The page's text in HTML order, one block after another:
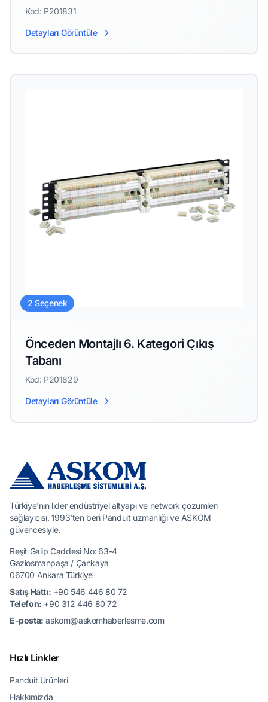
Kod: P201831
Detayları Görüntüle
2 Seçenek
Önceden Montajlı 6. Kategori Çıkış
Tabanı
Kod: P201829
Detayları Görüntüle
Türkiye'nin lider endüstriyel altyapı ve network çözümleri
sağlayıcısı. 1993'ten beri Panduit uzmanlığı ve ASKOM
güvencesiyle.
Reşit Galip Caddesi No: 63-4
Gaziosmanpaşa / Çankaya
06700 Ankara Türkiye
Satış Hattı: +90 546 446 80 72
Telefon: +90 312 446 80 72
E-posta: askom@askomhaberlesme.com
Hızlı Linkler
Panduit Ürünleri
Hakkımızda